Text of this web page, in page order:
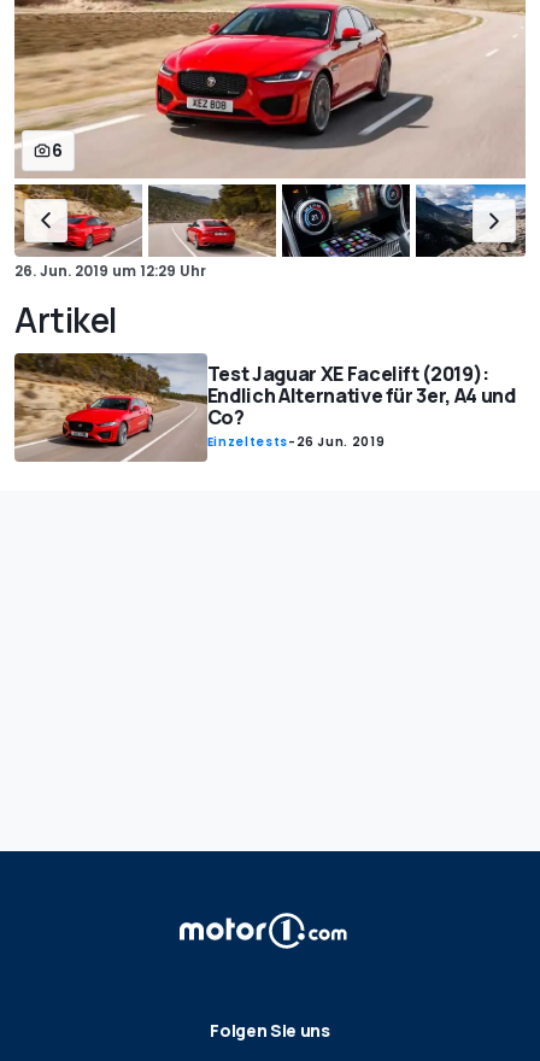
6
26. Jun. 2019 um12:29 Uhr
Artikel
Test Jaguar XE Facelift (2019):
Endlich Alternative für 3er, A4 und
Co?
Einzeltests- 26 Jun. 2019
Folgen Sie uns